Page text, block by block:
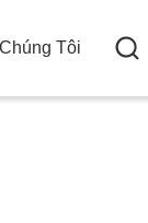
Tôi